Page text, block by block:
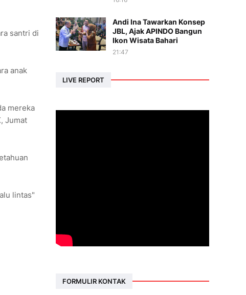
santri di
anak
mereka
Jumat
lintas"
Andi Ina Tawarkan Konsep
JBL, Ajak APINDO Bangun
Ikon Wisata Bahari
21:47
LIVE REPORT
FORMULIR KONTAK